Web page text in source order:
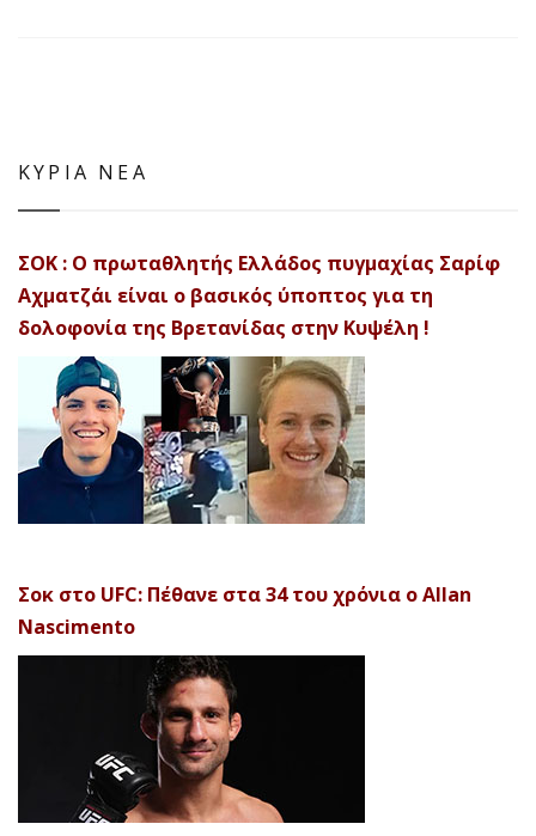
ΚΥΡΙΑ ΝΕΑ
ΣΟΚ : Ο πρωταθλητής Ελλάδος πυγμαχίας Σαρίφ
Αχματζάι είναι ο βασικός ύποπτος για τη
δολοφονία της Βρετανίδας στην Κυψέλη !
Σοκ στο UFC: Πέθανε στα 34 του χρόνια ο Allan
Nascimento